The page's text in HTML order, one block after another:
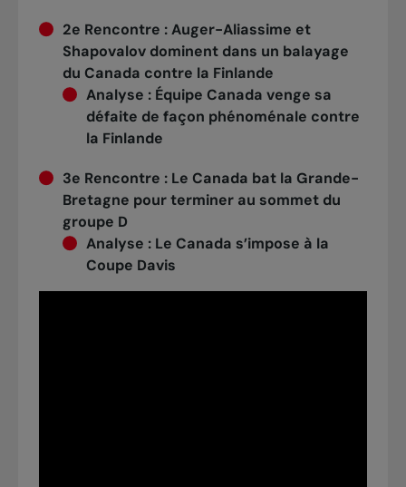
2e Rencontre :Auger-Aliassime et
Shapovalov dominent dans un balayage
du Canada contre la Finlande
Analyse : Équipe Canada venge sa
défaite de façon phénoménale contre
la Finlande
3e Rencontre : Le Canada bat la Grande-
Bretagne pour terminer au sommet du
groupe D
Analyse : Le Canada s’impose à la
Coupe Davis